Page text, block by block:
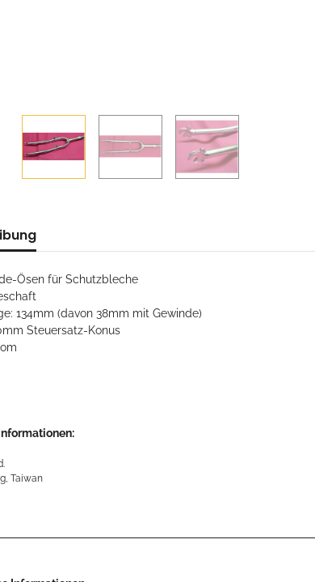
Ösen für Schutzbleche
134mm (davon 38mm mit Gewinde)
Steuersatz-Konus
Taiwan